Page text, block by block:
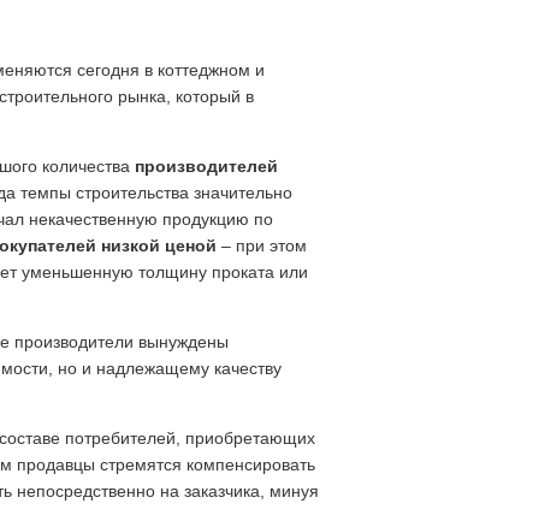
сегодня в коттеджном и
рынка, который в
количества производителей
темпы строительства значительно
некачественную продукцию по
низкой ценой – при этом
уменьшенную толщину проката или
производители вынуждены
но и надлежащему качеству
потребителей, приобретающих
продавцы стремятся компенсировать
непосредственно на заказчика, минуя